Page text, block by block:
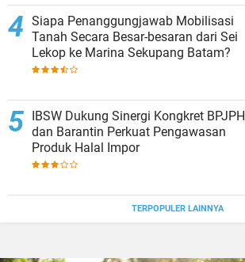
Siapa Penanggungjawab Mobilisasi
Tanah Secara Besar-besaran dari Sei
Lekop ke Marina Sekupang Batam?
IBSW Dukung Sinergi Kongkret BPJPH
dan Barantin Perkuat Pengawasan
Produk Halal Impor
TERPOPULER LAINNYA